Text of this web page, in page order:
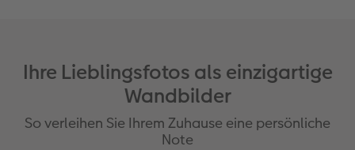
Ihre Lieblingsfotos als einzigartige
Wandbilder
So verleihen Sie Ihrem Zuhause eine persönliche
Note